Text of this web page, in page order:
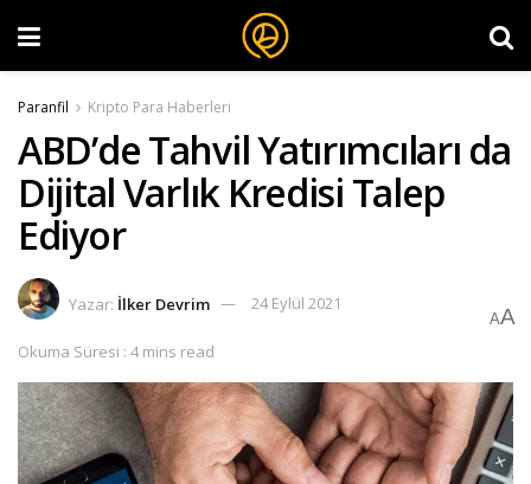
Paranfil Kripto Para Haberleri
ABD’de Tahvil Yatırımcıları da
Dijital Varlık Kredisi Talep
Ediyor
Yazar: İlker Devrim 24 Eylül 2021
Okuma Süresi : 4 mins read
AA